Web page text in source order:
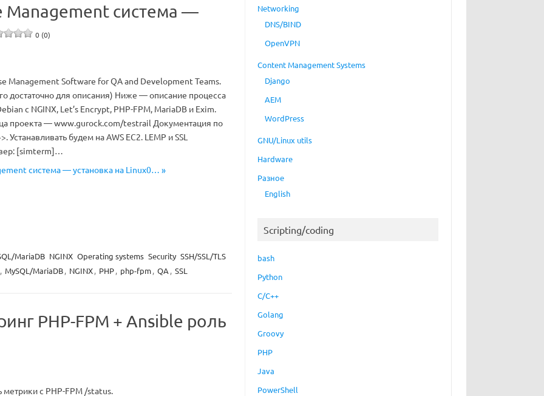
Management система —
0 (0)
Management Software for QA and Development Teams.
достаточно для описания) Ниже — описание процесса
с NGINX, Let’s Encrypt, PHP-FPM, MariaDB и Exim.
проекта — www.gurock.com/testrail Документация по
Устанавливать будем на AWS EC2. LEMP и SSL
[simterm]…
система — установка на Linux0… »
MariaDB NGINX Operating systems Security SSH/SSL/TLS
, MySQL/MariaDB, NGINX, PHP, php-fpm, QA , SSL
PHP-FPM + Ansible роль
метрики с PHP-FPM /status.
Networking
DNS/BIND
OpenVPN
Content Management Systems
Django
AEM
WordPress
GNU/Linux utils
Hardware
Разное
English
Scripting/coding
bash
Python
C/C++
Golang
Groovy
PHP
Java
PowerShell